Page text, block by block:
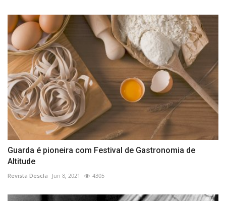
Guarda é pioneira com Festival de Gastronomia de
Altitude
Revista Descla Jun 8, 2021 4305